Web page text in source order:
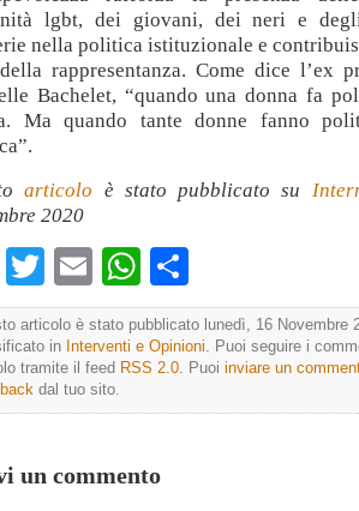
lgbt, dei giovani, dei neri e
nella politica istituzionale e
rappresentanza. Come dice l’ex
Bachelet, “quando una donna fa
Ma quando tante donne fanno
articolo è stato pubblicato su
2020
Facebook
Twitter
EmailWhatsApp
articolo è stato pubblicato lunedì, 16 Novembre
in Interventi e Opinioni . Puoi seguire i
tramite il feed RSS 2.0 . Puoi inviare un
dal tuo sito.
un commento